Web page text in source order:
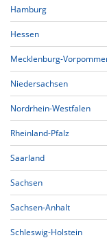
Hamburg
Hessen
Mecklenburg-
Niedersachsen
Nordrhein-Westfalen
Rheinland-Pfalz
Saarland
Sachsen
Sachsen-Anhalt
Schleswig-Holstein